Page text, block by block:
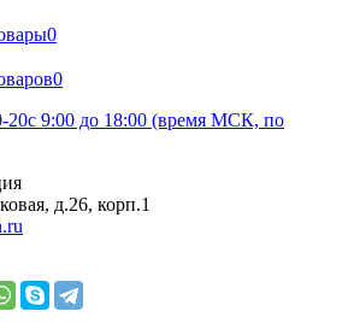
0
0
20с 9:00 до 18:00 (время МСК, по
д.26, корп.1